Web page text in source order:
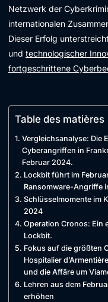
Netzwerk der
internationalen
Dieser Erfolg
und technologischer
fortgeschrittene
Table des matières
Vergleichsanalyse: Die
Cyberangriffen in
Februar 2024.
Lockbit führt im
Ransomware-Angriffe
Schlüsselmomente im
2024
Operation Cronos: Ein
Lockbit.
Fokus auf die größten
Hospitalier
und die Affäre um
Lehren aus dem
erhöhen